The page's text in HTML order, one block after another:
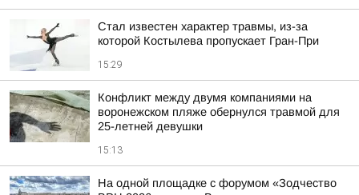
Стал известен характер травмы, из-за
которой Костылева пропускает Гран-При
15:29
Конфликт между двумя компаниями на
воронежском пляже обернулся травмой для
25-летней девушки
15:13
На одной площадке с форумом «Зодчество